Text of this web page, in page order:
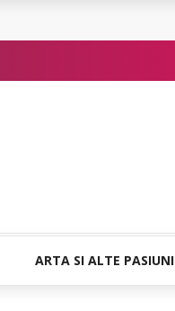
ARTA SI ALTE PASIUNI